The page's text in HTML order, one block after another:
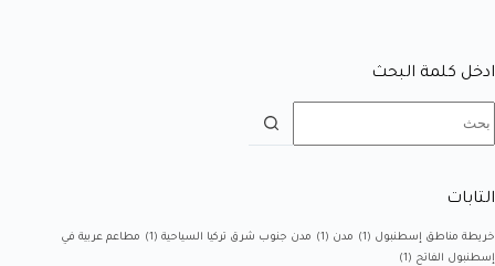
ادخل كلمة البحث
التابات
خريطة مناطق إسطنبول (1) مدن (1) مدن جنوب شرق تركيا السياحية (1)
مطاعم عربية في
إسطنبول الفاتح (1)